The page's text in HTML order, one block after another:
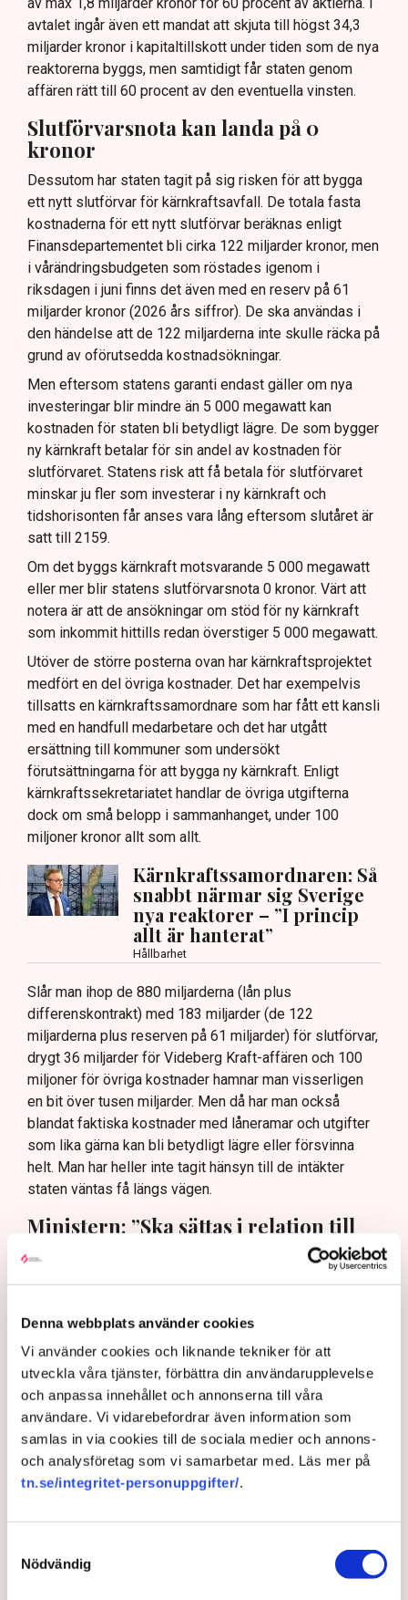
Denna webbplats använder cookies
Vi använder cookies och liknande tekniker för att
utveckla våra tjänster, förbättra din användarupplevelse
och anpassa innehållet och annonserna till våra
användare. Vi vidarebefordrar även information som
samlas in via cookies till de sociala medier och annons-
och analysföretag som vi samarbetar med. Läs mer på
tn.se/integritet-personuppgifter/.
Nödvändig
avtalet ingår även ett mandat att skjuta till högst 34,3
miljarder kronor i kapitaltillskott under tiden som de nya
reaktorerna byggs, men samtidigt får staten genom
affären rätt till 60 procent av den eventuella vinsten.
Slutförvarsnota kan landa på 0
kronor
Dessutom har staten tagit på sig risken för att bygga
ett nytt slutförvar för kärnkraftsavfall. De totala fasta
kostnaderna för ett nytt slutförvar beräknas enligt
Finansdepartementet bli cirka 122 miljarder kronor, men
i vårändringsbudgeten som röstades igenom i
riksdagen i juni finns det även med en reserv på 61
miljarder kronor (2026 års siffror). De ska användas i
den händelse att de 122 miljarderna inte skulle räcka på
grund av oförutsedda kostnadsökningar.
Men eftersom statens garanti endast gäller om nya
investeringar blir mindre än 5 000 megawatt kan
kostnaden för staten bli betydligt lägre. De som bygger
ny kärnkraft betalar för sin andel av kostnaden för
slutförvaret. Statens risk att få betala för slutförvaret
minskar ju fler som investerar i ny kärnkraft och
tidshorisonten får anses vara lång eftersom slutåret är
satt till 2159.
Om det byggs kärnkraft motsvarande 5 000 megawatt
eller mer blir statens slutförvarsnota 0 kronor. Värt att
notera är att de ansökningar om stöd för ny kärnkraft
som inkommit hittills redan överstiger 5 000 megawatt.
Utöver de större posterna ovan har kärnkraftsprojektet
medfört en del övriga kostnader. Det har exempelvis
tillsatts en kärnkraftssamordnare som har fått ett kansli
med en handfull medarbetare och det har utgått
ersättning till kommuner som undersökt
förutsättningarna för att bygga ny kärnkraft. Enligt
kärnkraftssekretariatet handlar de övriga utgifterna
dock om små belopp i sammanhanget, under 100
miljoner kronor allt som allt.
Kärnkraftssamordnaren: Så
snabbt närmar sig Sverige
nya reaktorer – ”I princip
allt är hanterat”
Hållbarhet
Slår man ihop de 880 miljarderna (lån plus
differenskontrakt) med 183 miljarder (de 122
miljarderna plus reserven på 61 miljarder) för slutförvar,
drygt 36 miljarder för Videberg Kraft-affären och 100
miljoner för övriga kostnader hamnar man visserligen
en bit över tusen miljarder. Men då har man också
blandat faktiska kostnader med låneramar och utgifter
som lika gärna kan bli betydligt lägre eller försvinna
helt. Man har heller inte tagit hänsyn till de intäkter
staten väntas få längs vägen.
Ministern: ”Ska sättas i relation till
investera i elsystemet.
”Att bygga kärnkraft är viktigt för att vi ska få ett bättre
fungerande elsystem i Sverige. Det gynnar Sveriges
företag och hushåll. Det är dyrt och komplicerat att
bygga nya reaktorer, men det ska sättas i relation till
värdet av ny fossilfri baskraft under lång tid framöver”,
skriver han i en kommentar till TN.
Enligt Niklas Wykman är det egentligen bara
”Det som kan bli en kostnad är prissäkringsavtalet och
vad den blir beror framför allt på det framtida elpriset.